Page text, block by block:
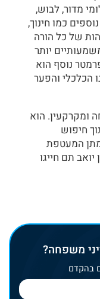
מדור, לבוש,
כמו חינוך,
של כל הורה
יותר
נוסף הוא
הכלכלי והפער
ומקרקעין. הוא
חיפוש
המעטפת
תם חייגו
משפחה?
בהקדם